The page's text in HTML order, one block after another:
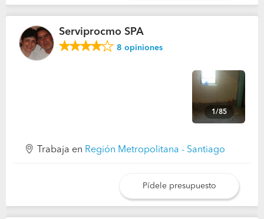
Serviprocmo SPA
8 opiniones
1/85
Trabaja en Región Metropolitana - Santiago
Pídele presupuesto